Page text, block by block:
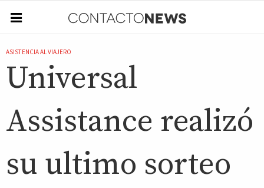
ASISTENCIA AL VIAJERO
Universal
Assistance realizó
su ultimo sorteo